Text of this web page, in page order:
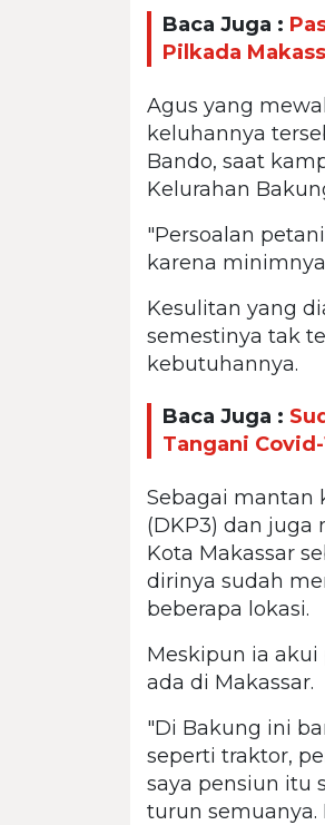
Baca Juga :
Pilkada
Agus yang
keluhannya
Bando, saat
Kelurahan
"Persoalan
karena
Kesulitan yang
semestinya tak
kebutuhannya.
Baca Juga :
Tangani
Sebagai mantan
(DKP3) dan juga
Kota Makassar
dirinya sudah
beberapa lokasi.
Meskipun ia
ada di Makassar.
"Di Bakung ini
seperti traktor,
saya pensiun itu
turun